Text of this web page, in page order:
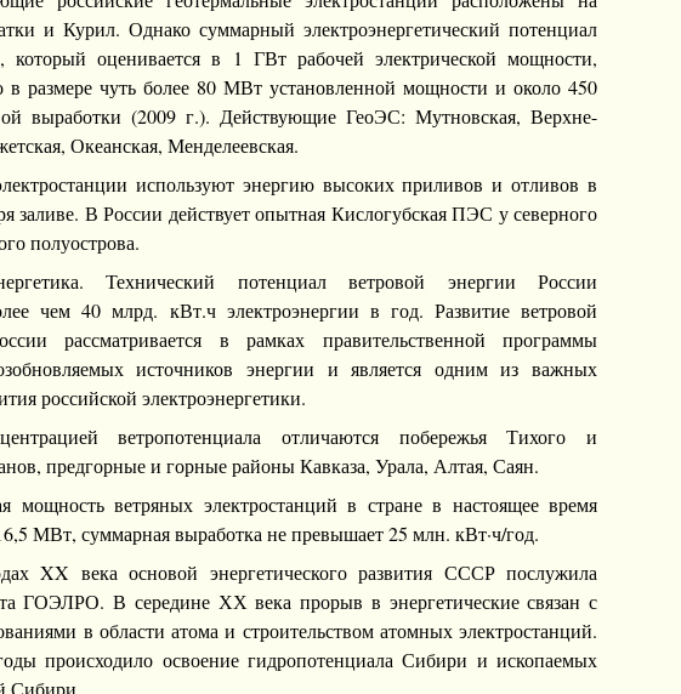
и Курил. Однако суммарный электроэнергетический потенциал
который оценивается в 1 ГВт рабочей электрической мощности,
в размере чуть более 80 МВт установленной мощности и около 450
выработки (2009 г.). Действующие ГеоЭС: Мутновская, Верхне-
Океанская, Менделеевская.
используют энергию высоких приливов и отливов в
заливе. В России действует опытная Кислогубская ПЭС у северного
полуострова.
Технический потенциал ветровой энергии России
чем 40 млрд. кВт.ч электроэнергии в год. Развитие ветровой
рассматривается в рамках правительственной программы
источников энергии и является одним из важных
российской электроэнергетики.
ветропотенциала отличаются побережья Тихого и
предгорные и горные районы Кавказа, Урала, Алтая, Саян.
мощность ветряных электростанций в стране в настоящее время
МВт, суммарная выработка не превышает 25 млн. кВт·ч/год.
XX века основой энергетического развития СССР послужила
ГОЭЛРО. В середине ХХ века прорыв в энергетические связан с
в области атома и строительством атомных электростанций.
происходило освоение гидропотенциала Сибири и ископаемых
Сибири.